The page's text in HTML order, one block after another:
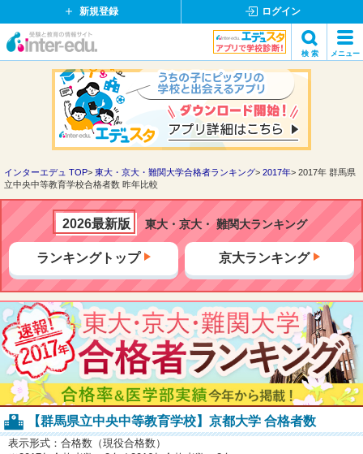
新規登録 ログイン
イ
ド
ッ
ト
検 索 メニュー
検索
インターエデュ TOP 東大・京大・難関大学合格者ランキング 2017年
2017年 群馬県
立中央中等教育学校合格者数 昨年比較
2026最新版 東大・京大・ 難関大ランキング
ランキングトップ 京大ランキング
【群馬県立中央中等教育学校】京都大学 合格者数
表示形式：合格数（現役合格数）